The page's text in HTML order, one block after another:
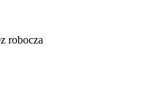
robocza